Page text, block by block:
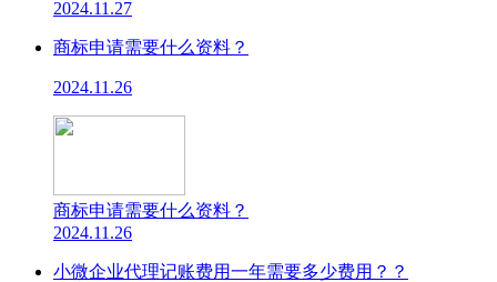
2024.11.27
商标申请需要什么资料？
2024.11.26
商标申请需要什么资料？
2024.11.26
小微企业代理记账费用一年需要多少费用？？